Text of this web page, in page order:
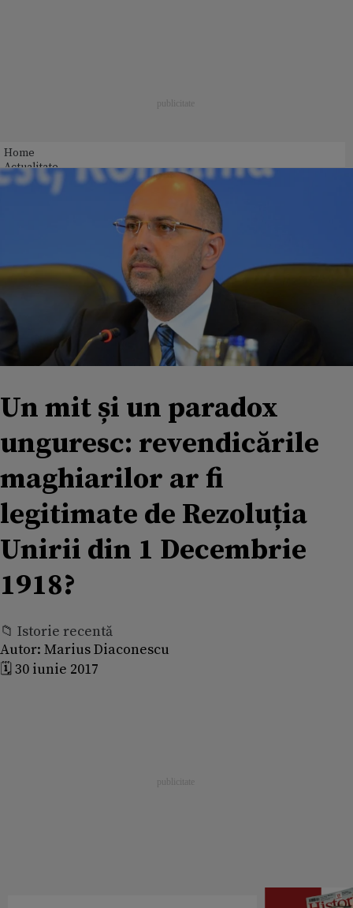
Home
Actualitate
Un mit și un paradox
unguresc: revendicările
maghiarilor ar fi
legitimate de Rezoluția
Unirii din 1 Decembrie
1918?
📁 Istorie recentă
Autor: Marius Diaconescu
🗓️ 30 iunie 2017